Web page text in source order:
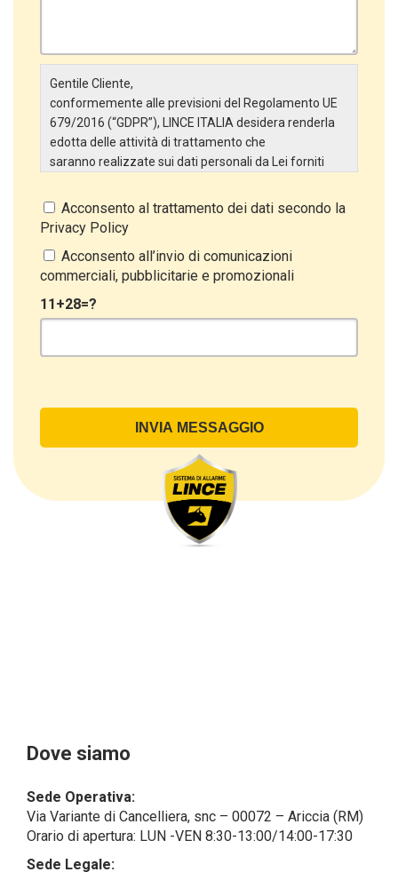
Gentile Cliente,
conformemente alle previsioni del Regolamento UE
679/2016 (“GDPR”), LINCE ITALIA desidera renderla
edotta delle attività di trattamento che
saranno realizzate sui dati personali da Lei forniti
particolare:
Titolare del Trattamento
Il Titolare del Trattamento è LINCE ITALIA S.r.l., con
sede in Via Variante di Cancelliera snc 00072 –
Ariccia (RM). L’interessato può esercitare i
propri diritti inviando una raccomandata alla sede
Oggetto del Trattamento
di contatto, così come altri dati necessari ai fini della
fatturazione, come l’indirizzo). Con riferimento a
questi ultimi, cogliamo l’occasione per
sottolineare che i dati delle persone fisiche sono
sempre qualificati come personali, mentre le persone
giuridiche sono in via generale escluse
dal campo di applicazione del GDPR (artt. 1 e 4 del
Alcuni segmenti dell’attività richiesta potrebbero
l’espletamento di alcune attività determinate a
società esterne che presentano le garanzie richieste
dal GDPR, abilitandole e a compiere
operazioni determinate per conto di LINCE ITALIA e
Acconsento al trattamento dei dati secondo la
Privacy Policy
Acconsento all’invio di comunicazioni
commerciali, pubblicitarie e promozionali
11+28=?
Dove siamo
Sede Operativa:
Via Variante di Cancelliera, snc – 00072 – Ariccia (RM)
Orario di apertura: LUN -VEN 8:30-13:00/14:00-17:30
Sede Legale: